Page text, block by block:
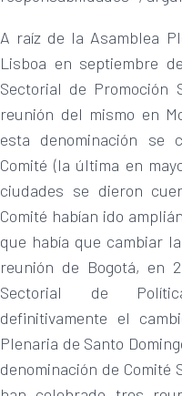
A raíz de la Asamblea
Lisboa en septiembre
Sectorial de Promoción
reunión del mismo en
esta denominación se
Comité (la última en
ciudades se dieron
Comité habían ido
que había que cambiar
reunión de Bogotá, en
Sectorial de
definitivamente el
Plenaria de Santo
denominación de Comité